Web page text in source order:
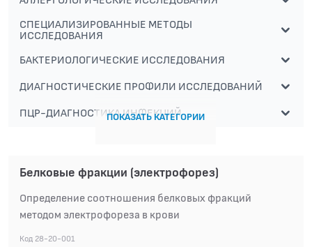
СПЕЦИАЛИЗИРОВАННЫЕ МЕТОДЫ
ИССЛЕДОВАНИЯ
БАКТЕРИОЛОГИЧЕСКИЕ ИССЛЕДОВАНИЯ
ДИАГНОСТИЧЕСКИЕ ПРОФИЛИ ИССЛЕДОВАНИЙ
ПЦР-ДИАГНОСТИКА ИНФЕКЦИЙ
ПОКАЗАТЬ КАТЕГОРИИ
Белковые фракции (электрофорез)
Определение соотношения белковых фракций
методом электрофореза в крови
Код 28-20-001